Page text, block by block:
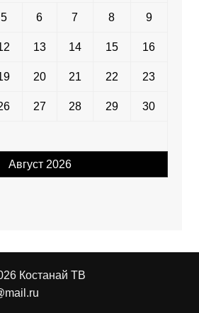
Август 2026
5 6 7 8 9
13 14 15 16
20 21 22 23
27 28 29 30
Костанай ТВ